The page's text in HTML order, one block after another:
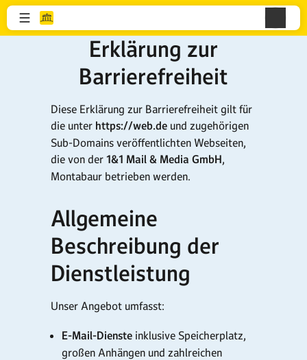
Erklärung zur
Barrierefreiheit
Diese Erklärung zur Barrierefreiheit gilt für
die unter https://web.de und zugehörigen
Sub-Domains veröffentlichten Webseiten,
die von der 1&1 Mail & Media GmbH,
Montabaur betrieben werden.
Allgemeine
Beschreibung der
Dienstleistung
Unser Angebot umfasst:
E-Mail-Dienste inklusive Speicherplatz,
großen Anhängen und zahlreichen